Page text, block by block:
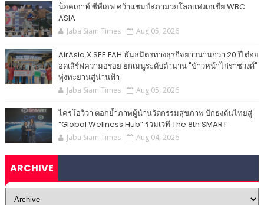
น็อคเอาท์ ซีพีเอฟ คว้าแชมป์สภามวยโลกแห่งเอเชีย WBC
ASIA
Jaba Siam Times Aug 05, 2026
AirAsia X SEE FAH พันธมิตรทางธุรกิจยาวนานกว่า 20 ปี ต่อย
อดเสิร์ฟความอร่อย ยกเมนูระดับตำนาน "ข้าวหน้าไก่ราชวงศ์"
พุ่งทะยานสู่น่านฟ้า
Jaba Siam Times Aug 05, 2026
ไครโอวิวา ตอกย้ำภาพผู้นำนวัตกรรมสุขภาพ ปักธงดันไทยสู่
“Global Wellness Hub” ร่วมเวที The 8th SMART
Jaba Siam Times Aug 04, 2026
ARCHIVE